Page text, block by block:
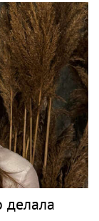
делала